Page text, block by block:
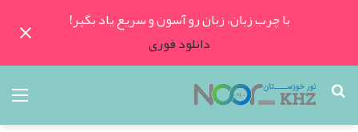
با چرب زبان، زبان رو آسون و سریع یاد بگیر!
دانلود فوری
جستجو
برای